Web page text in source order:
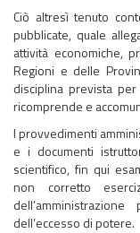
Ciò altresì tenuto
pubblicate, quale
attività economiche,
Regioni e delle
disciplina prevista per
ricomprende e
I provvedimenti
e i documenti
scientifico, fin qui
non corretto
dell’eccesso di potere.